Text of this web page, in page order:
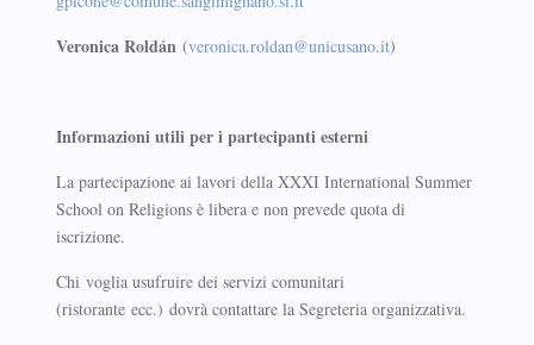
Veronica Roldán (veronica.roldan@unicusano.it)
Informazioni utili per i partecipanti esterni
La partecipazione ai lavori della XXXI International Summer
School on Religions è libera e non prevede quota di
iscrizione.
Chi voglia usufruire dei servizi comunitari
(ristorante ecc.) dovrà contattare la Segreteria organizzativa.